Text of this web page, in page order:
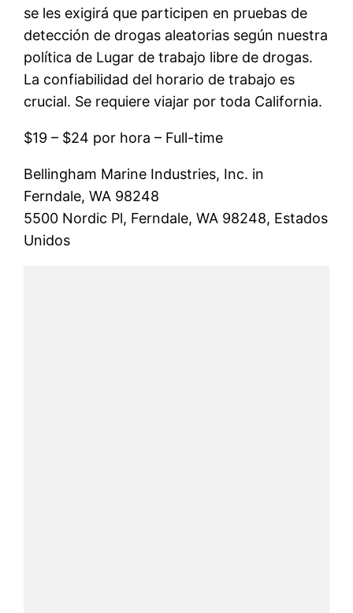
se les exigirá que participen en pruebas de
detección de drogas aleatorias según nuestra
política de Lugar de trabajo libre de drogas.
La confiabilidad del horario de trabajo es
crucial. Se requiere viajar por toda California.
$19 – $24 por hora – Full-time
Bellingham Marine Industries, Inc. in
Ferndale, WA 98248
5500 Nordic Pl, Ferndale, WA 98248, Estados
Unidos